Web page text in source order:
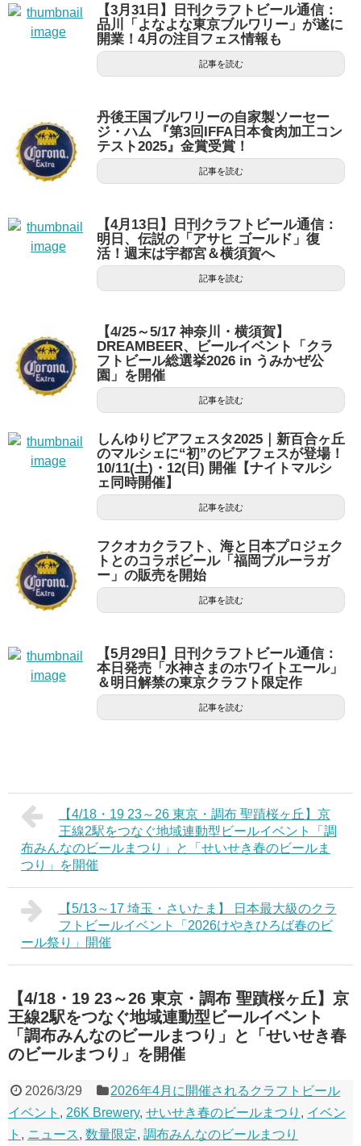
【3月31日】日刊クラフトビール通信：
品川「よなよな東京ブルワリー」が遂に
開業！4月の注目フェス情報も
記事を読む
丹後王国ブルワリーの自家製ソーセー
ジ・ハム 『第3回IFFA日本食肉加工コン
テスト2025』金賞受賞！
記事を読む
【4月13日】日刊クラフトビール通信：
明日、伝説の「アサヒ ゴールド」復
活！週末は宇都宮＆横須賀へ
記事を読む
【4/25～5/17 神奈川・横須賀】
DREAMBEER、ビールイベント「クラ
フトビール総選挙2026 in うみかぜ公
園」を開催
記事を読む
しんゆりビアフェスタ2025｜新百合ヶ丘
のマルシェに“初”のビアフェスが登場！
10/11(土)・12(日) 開催【ナイトマルシ
ェ同時開催】
記事を読む
フクオカクラフト、海と日本プロジェク
トとのコラボビール「福岡ブルーラガ
ー」の販売を開始
記事を読む
【5月29日】日刊クラフトビール通信：
本日発売「水神さまのホワイトエール」
＆明日解禁の東京クラフト限定作
記事を読む
【4/18・19 23～26 東京・調布 聖蹟桜ヶ丘】京
王線2駅をつなぐ地域連動型ビールイベント「調
布みんなのビールまつり」と「せいせき春のビールま
つり」を開催
【5/13～17 埼玉・さいたま】 日本最大級のクラ
フトビールイベント「2026けやきひろば春のビ
ール祭り」開催
【4/18・19 23～26 東京・調布 聖蹟桜ヶ丘】京
王線2駅をつなぐ地域連動型ビールイベント
「調布みんなのビールまつり」と「せいせき春
のビールまつり」を開催
2026/3/29
2026年4月に開催されるクラフトビール
イベント , 26K Brewery, せいせき春のビールまつり , イベン
ト , ニュース, 数量限定, 調布みんなのビールまつり